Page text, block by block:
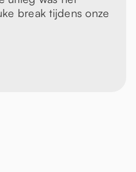
break tijdens onze